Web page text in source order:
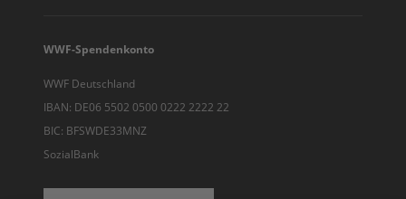
WWF-Spendenkonto
WWF Deutschland
IBAN: DE06 5502 0500 0222 2222 22
BIC: BFSWDE33MNZ
SozialBank